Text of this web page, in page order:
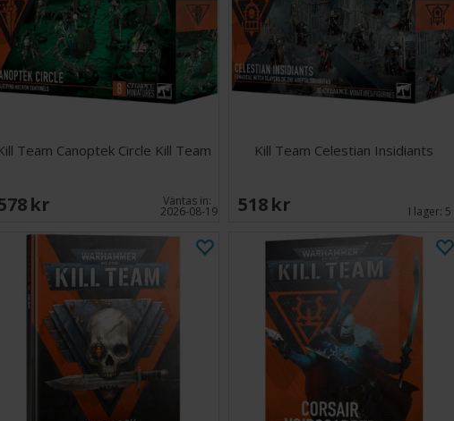
Team Canoptek Circle Kill Team
SEK Väntas in:
2026-08-19
Kill Team Celestian Insidiants
518 SEK I lager: 5